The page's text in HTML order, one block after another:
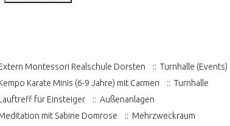
Montessori Realschule Dorsten
:: Turnhalle (Events)
Karate Minis (6-9 Jahre) mit Carmen
:: Turnhalle
für Einsteiger
:: Außenanlagen
mit Sabine Domrose
:: Mehrzweckraum